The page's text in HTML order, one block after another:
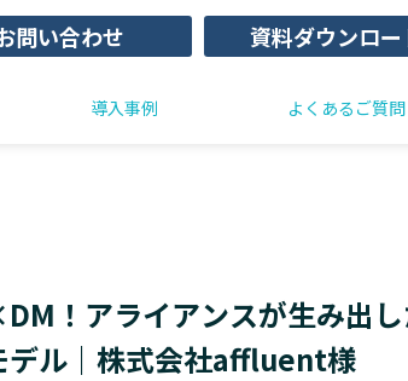
問い合わせ 資料ダウンロ
導入事例 よくあるご質問
！アライアンスが生み出
デル｜株式会社affluent様